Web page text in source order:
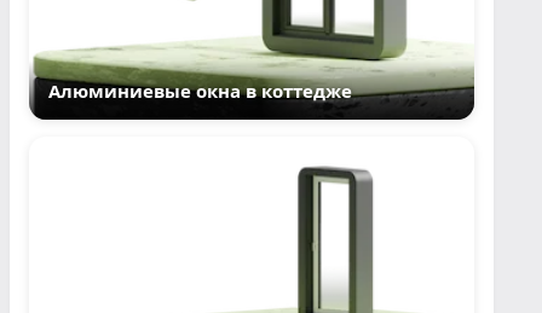
Алюминиевые окна в коттедже